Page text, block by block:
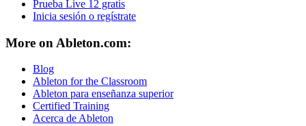
Prueba Live 12 gratis
Inicia sesión o regístrate
More on Ableton.com:
Blog
Ableton for the Classroom
Ableton para enseñanza superior
Certified Training
Acerca de Ableton